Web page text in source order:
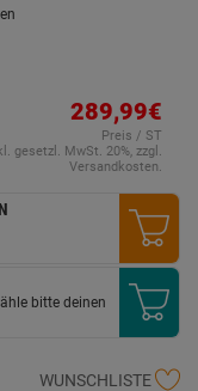
289,99€
Preis / ST
gesetzl. MwSt. 20%, zzgl.
Versandkosten.
bitte deinen
WUNSCHLISTE